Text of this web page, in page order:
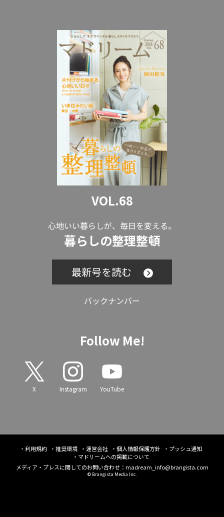
VOL.68
心地いい暮らしが、毎日を変える。
暮らしの整理整頓
最新号を読む
バックナンバー
Follow Me!
X Instagram YouTube
利用規約 推奨環境 運営会社 個人情報保護方針
プッシュ通知
マドリームへの掲載について
メディア・プレスに関してのお問い合わせ： madream_info@brangista.com
© Brangista Media Inc.